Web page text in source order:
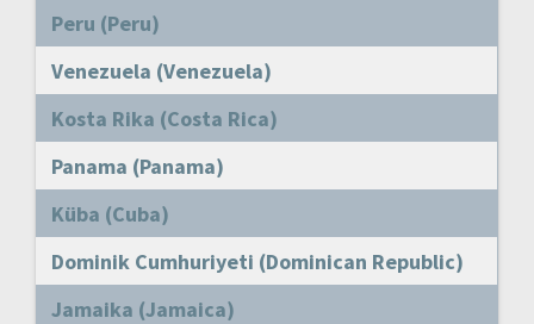
Peru (Peru)
Venezuela (Venezuela)
Kosta Rika (Costa Rica)
Panama (Panama)
Küba (Cuba)
Dominik Cumhuriyeti (Dominican Republic)
Jamaika (Jamaica)